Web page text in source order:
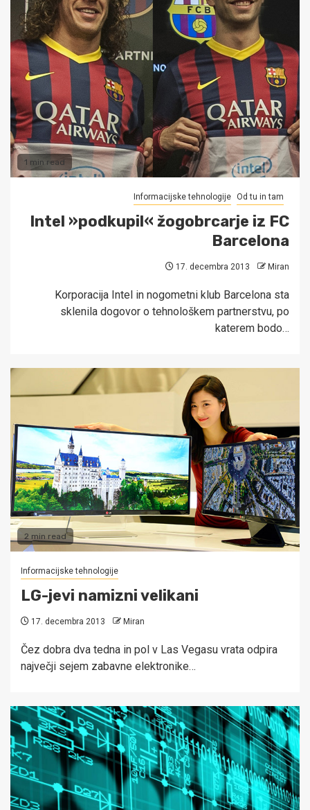
1 min read
Informacijske tehnologije Od tu in tam
Intel »podkupil« žogobrcarje iz FC
Barcelona
17. decembra 2013 Miran
Korporacija Intel in nogometni klub Barcelona sta
sklenila dogovor o tehnološkem partnerstvu, po
katerem bodo…
2 min read
Informacijske tehnologije
LG-jevi namizni velikani
17. decembra 2013 Miran
Čez dobra dva tedna in pol v Las Vegasu vrata odpira
največji sejem zabavne elektronike…